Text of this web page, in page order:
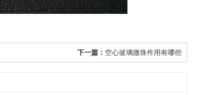
下一篇： 空心玻璃微珠作用有哪些